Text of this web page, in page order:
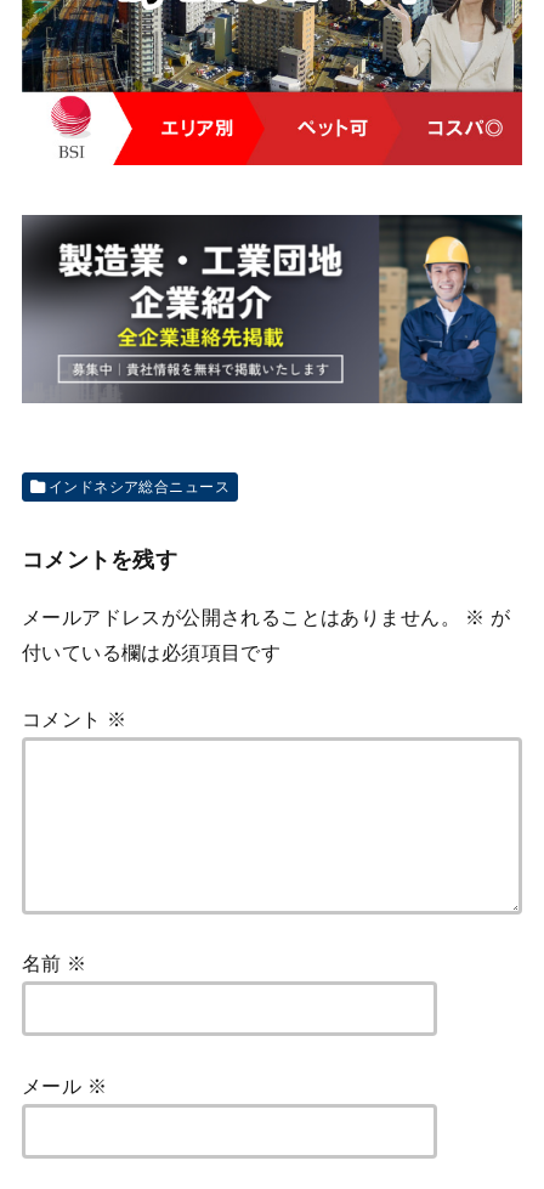
インドネシア総合ニュース
コメントを残す
メールアドレスが公開されることはありません。 ※ が
付いている欄は必須項目です
コメント ※
名前 ※
メール ※